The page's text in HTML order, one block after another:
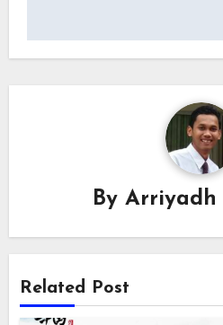
By Arriyadh
Related Post